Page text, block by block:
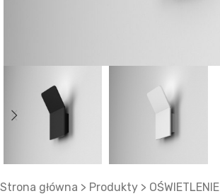
Strona główna > Produkty > OŚWIETLENIE